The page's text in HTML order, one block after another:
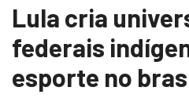
Lula cria
federais
esporte no